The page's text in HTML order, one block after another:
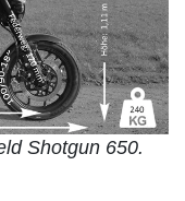
Shotgun 650.